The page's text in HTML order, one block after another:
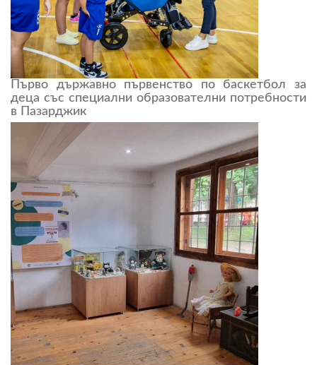
Първо държавно първенство по баскетбол за
деца със специални образователни потребности
в Пазарджик